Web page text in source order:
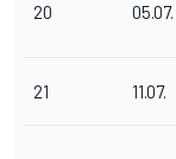
20 05.07.
21 11.07.